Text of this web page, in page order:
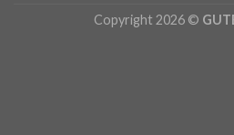
Copyright 2026 ©